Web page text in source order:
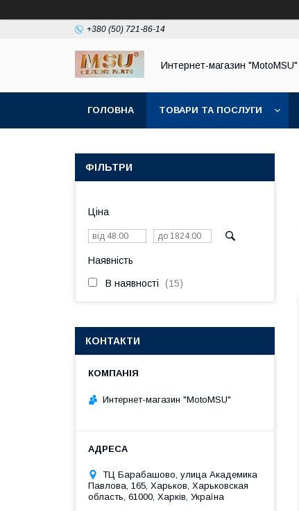
+380 (50) 721-86-14
Интернет-магазин "MotoMSU"
ГОЛОВНА ТОВАРИ ТА ПОСЛУГИ
ФІЛЬТРИ
Ціна
Наявність
В наявності 15
КОНТАКТИ
Интернет-магазин "MotoMSU"
ТЦ Барабашово, улица Академика
Павлова, 165, Харьков, Харьковская
область, 61000, Харків, Україна